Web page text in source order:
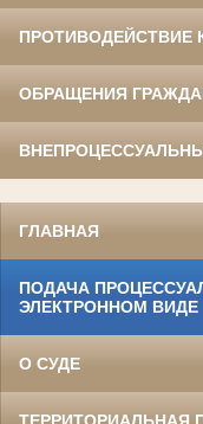
ПРОТИВОДЕЙСТВИЕ
ОБРАЩЕНИЯ
ГЛАВНАЯ
ПОДАЧА
ЭЛЕКТРОННОМ ВИДЕ
О СУДЕ